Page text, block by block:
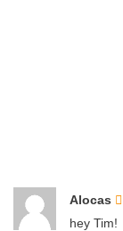
Alocas
hey Tim!